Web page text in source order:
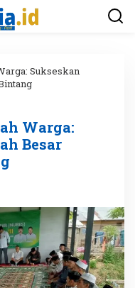
Sukseskan
Warga:
Besar